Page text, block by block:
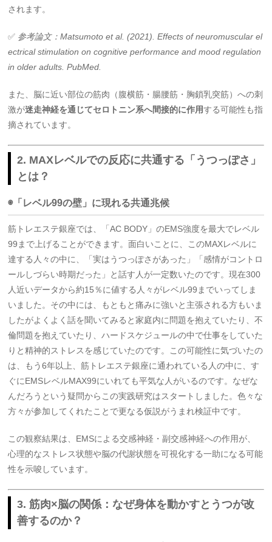
されます。
✅ 参考論文：Matsumoto et al. (2021). Effects of neuromuscular el
ectrical stimulation on cognitive performance and mood regulation
in older adults. PubMed.
また、脳に近い部位の筋肉（腹横筋・腸腰筋・胸鎖乳突筋）への刺
激が迷走神経を通じてセロトニン系へ間接的に作用する可能性も指
摘されています。
2. MAXレベルでの反応に共通する「うつっぽさ」
とは？
◉「レベル99の壁」に現れる共通兆候
筋トレエステ銀座では、「AC BODY」のEMS強度を最大でレベル
99まで上げることができます。面白いことに、このMAXレベルに
達する人々の中に、「実はうつっぽさがあった」「感情がコントロ
ールしづらい時期だった」と話す人が一定数いたのです。現在300
人近いデータから約15％に値する人々がレベル99までいってしま
いました。その中には、もともと痛みに強いと主張される方もいま
したがよくよく話を聞いてみると家庭内に問題を抱えていたり、不
倫問題を抱えていたり、ハードスケジュールの中で仕事をしていた
りと精神的ストレスを感じていたのです。この可能性に気づいたの
は、もう6年以上、筋トレエステ銀座に通われている人の中に、す
ぐにEMSレベルMAX99にいれても平気な人がいるのです。なぜな
んだろうという疑問からこの実践研究はスタートしました。色々な
方々が参加してくれたことで更なる仮説がうまれ検証中です。
この観察結果は、EMSによる交感神経・副交感神経への作用が、
心理的なストレス状態や脳の代謝状態を可視化する一助になる可能
性を示唆しています。
3. 筋肉×脳の関係：なぜ身体を動かすとうつが改
善するのか？